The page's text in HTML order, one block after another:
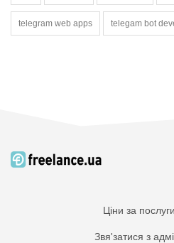
telegram web apps telegam bot
Ціни за
Звя'затися з